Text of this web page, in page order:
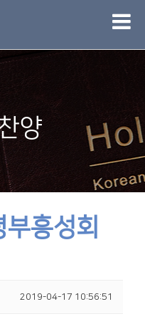
양
흥성회
2019-04-17 10:56:51